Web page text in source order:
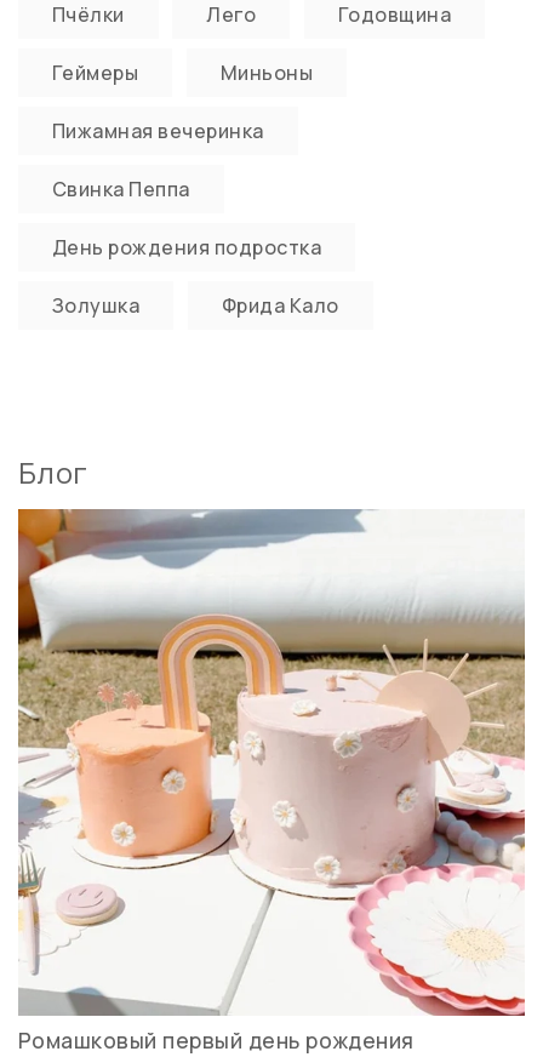
Пчёлки Лего Годовщина
Геймеры Миньоны
Пижамная вечеринка
Свинка Пеппа
День рождения подростка
Золушка Фрида Кало
Блог
Ромашковый первый день рождения